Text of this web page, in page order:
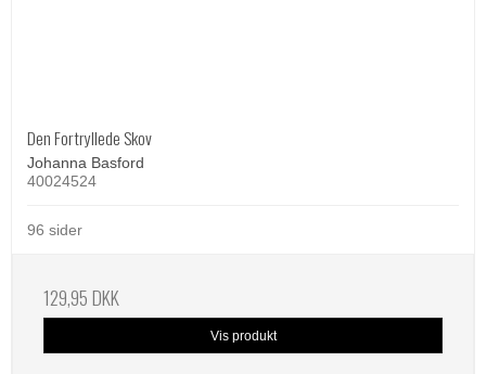
Den Fortryllede Skov
Johanna Basford
40024524
96 sider
129,95 DKK
Vis produkt